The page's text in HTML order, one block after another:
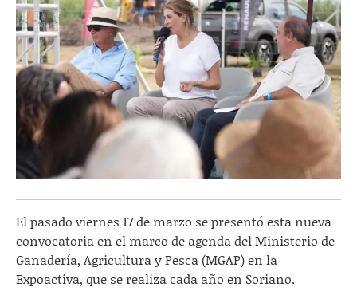
El pasado viernes 17 de marzo se presentó esta nueva
convocatoria en el marco de agenda del Ministerio de
Ganadería, Agricultura y Pesca (MGAP) en la
Expoactiva, que se realiza cada año en Soriano.